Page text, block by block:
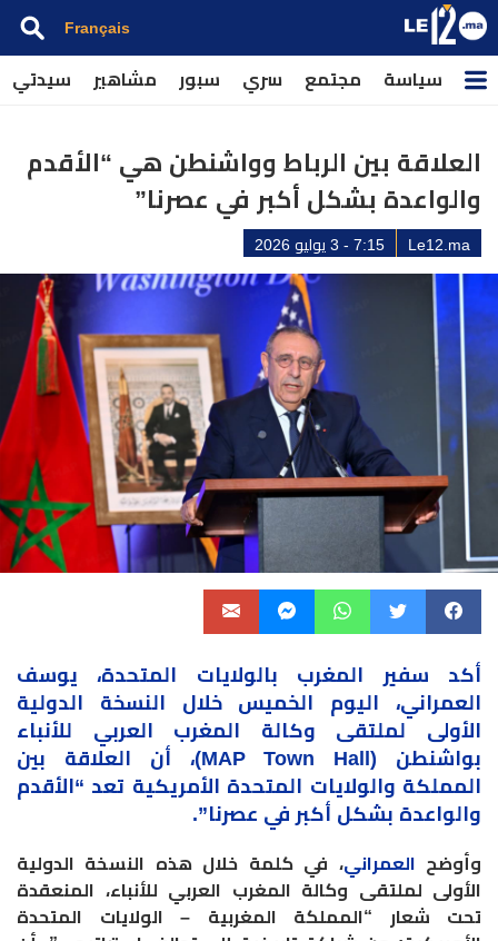
Français
سياسة مجتمع سري سبور مشاهير سيدتي
العلاقة بين الرباط وواشنطن هي “الأقدم
والواعدة بشكل أكبر في عصرنا”
Le12.ma 7:15 - 3 يوليو 2026
أكد سفير المغرب بالولايات المتحدة، يوسف
العمراني، اليوم الخميس خلال النسخة الدولية
الأولى لملتقى وكالة المغرب العربي للأنباء
بواشنطن (MAP Town Hall)، أن العلاقة بين
المملكة والولايات المتحدة الأمريكية تعد “الأقدم
والواعدة بشكل أكبر في عصرنا”.
وأوضح العمراني، في كلمة خلال هذه النسخة الدولية
الأولى لملتقى وكالة المغرب العربي للأنباء، المنعقدة
تحت شعار “المملكة المغربية – الولايات المتحدة